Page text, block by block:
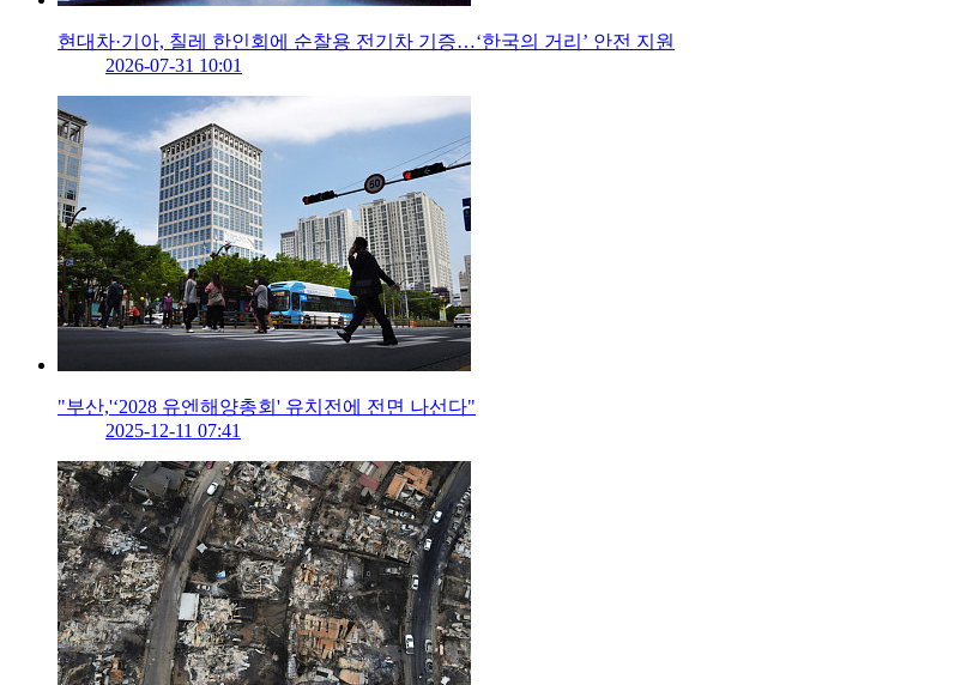
현대차·기아, 칠레 한인회에 순찰용 전기차 기증…‘한국의 거리’ 안전 지원
2026-07-31 10:01
"부산,'‘2028 유엔해양총회' 유치전에 전면 나선다"
2025-12-11 07:41